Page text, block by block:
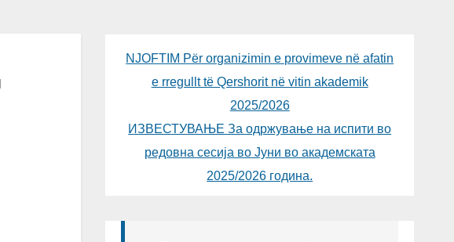
NJOFTIM Për organizimin e provimeve në afatin
e rregullt të Qershorit në vitin akademik
2025/2026
ИЗВЕСТУВАЊЕ За одржување на испити во
редовна сесија во Јуни во академската
2025/2026 година.